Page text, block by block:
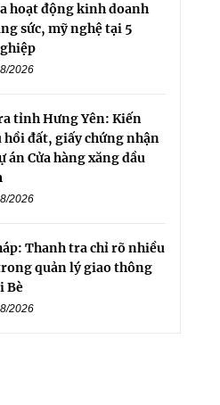
hoạt động kinh doanh
sức, mỹ nghệ tại 5
2026
tỉnh Hưng Yên: Kiến
đất, giấy chứng nhận
án Cửa hàng xăng dầu
2026
Thanh tra chỉ rõ nhiều
quản lý giao thông
Bè
2026